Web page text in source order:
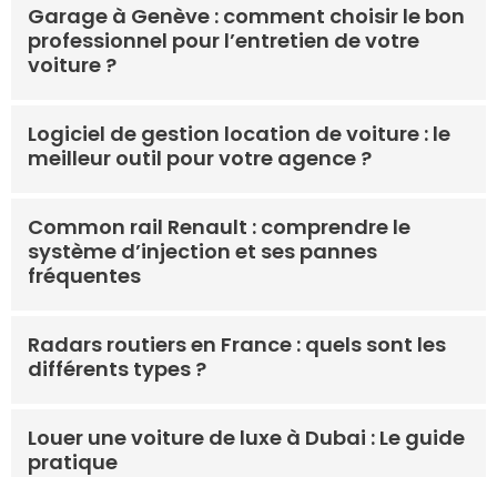
Garage à Genève : comment choisir le bon
professionnel pour l’entretien de votre
voiture ?
Logiciel de gestion location de voiture : le
meilleur outil pour votre agence ?
Common rail Renault : comprendre le
système d’injection et ses pannes
fréquentes
Radars routiers en France : quels sont les
différents types ?
Louer une voiture de luxe à Dubai : Le guide
pratique